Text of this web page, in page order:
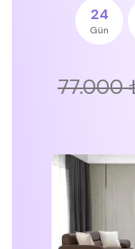
24
Gün
77.000